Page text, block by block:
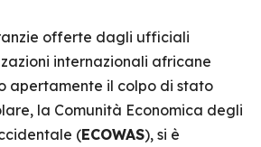
offerte dagli ufficiali
internazionali africane
apertamente il colpo di stato
la Comunità Economica degli
(ECOWAS), si è